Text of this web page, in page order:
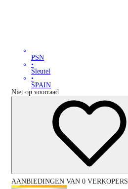
PSN
•
Sleutel
•
SPAIN
Niet op voorraad
AANBIEDINGEN VAN 0 VERKOPERS